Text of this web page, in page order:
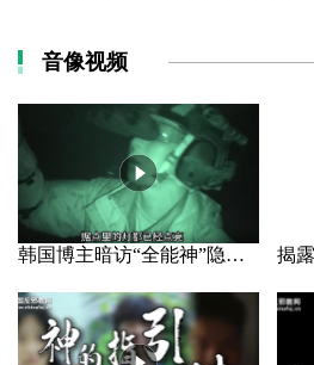
音像视频
韩国博主暗访“全能神”隐秘据点